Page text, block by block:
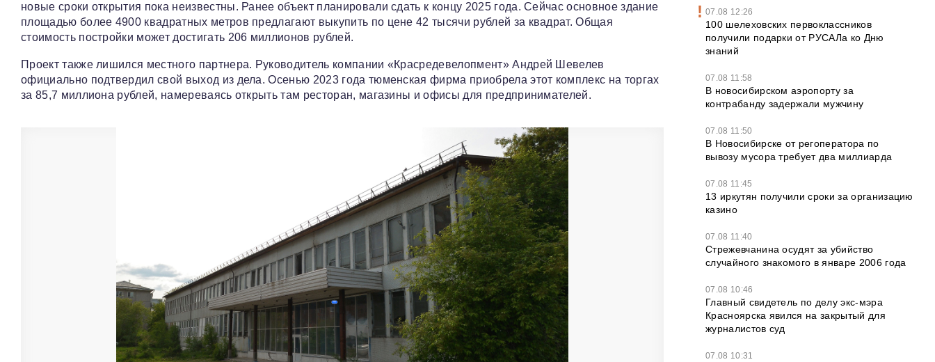
новые сроки открытия пока неизвестны. Ранее объект планировали сдать к концу 2025 года. Сейчас основное здание
площадью более 4900 квадратных метров предлагают выкупить по цене 42 тысячи рублей за квадрат. Общая
стоимость постройки может достигать 206 миллионов рублей.
Проект также лишился местного партнера. Руководитель компании «Красредевелопмент» Андрей Шевелев
официально подтвердил свой выход из дела. Осенью 2023 года тюменская фирма приобрела этот комплекс на торгах
за 85,7 миллиона рублей, намереваясь открыть там ресторан, магазины и офисы для предпринимателей.
07.08 12:26
100 шелеховских первоклассников
получили подарки от РУСАЛа ко Дню
знаний
07.08 11:58
В новосибирском аэропорту за
контрабанду задержали мужчину
07.08 11:50
В Новосибирске от регоператора по
вывозу мусора требует два миллиарда
07.08 11:45
13 иркутян получили сроки за организацию
казино
07.08 11:40
Стрежевчанина осудят за убийство
случайного знакомого в январе 2006 года
07.08 10:46
Главный свидетель по делу экс-мэра
Красноярска явился на закрытый для
журналистов суд
07.08 10:31